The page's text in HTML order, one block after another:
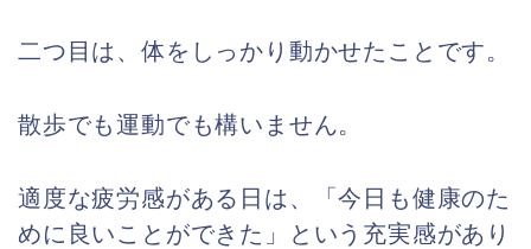
二つ目は、体をしっかり動かせたことです。
散歩でも運動でも構いません。
適度な疲労感がある日は、「今日も健康のた
めに良いことができた」という充実感があり